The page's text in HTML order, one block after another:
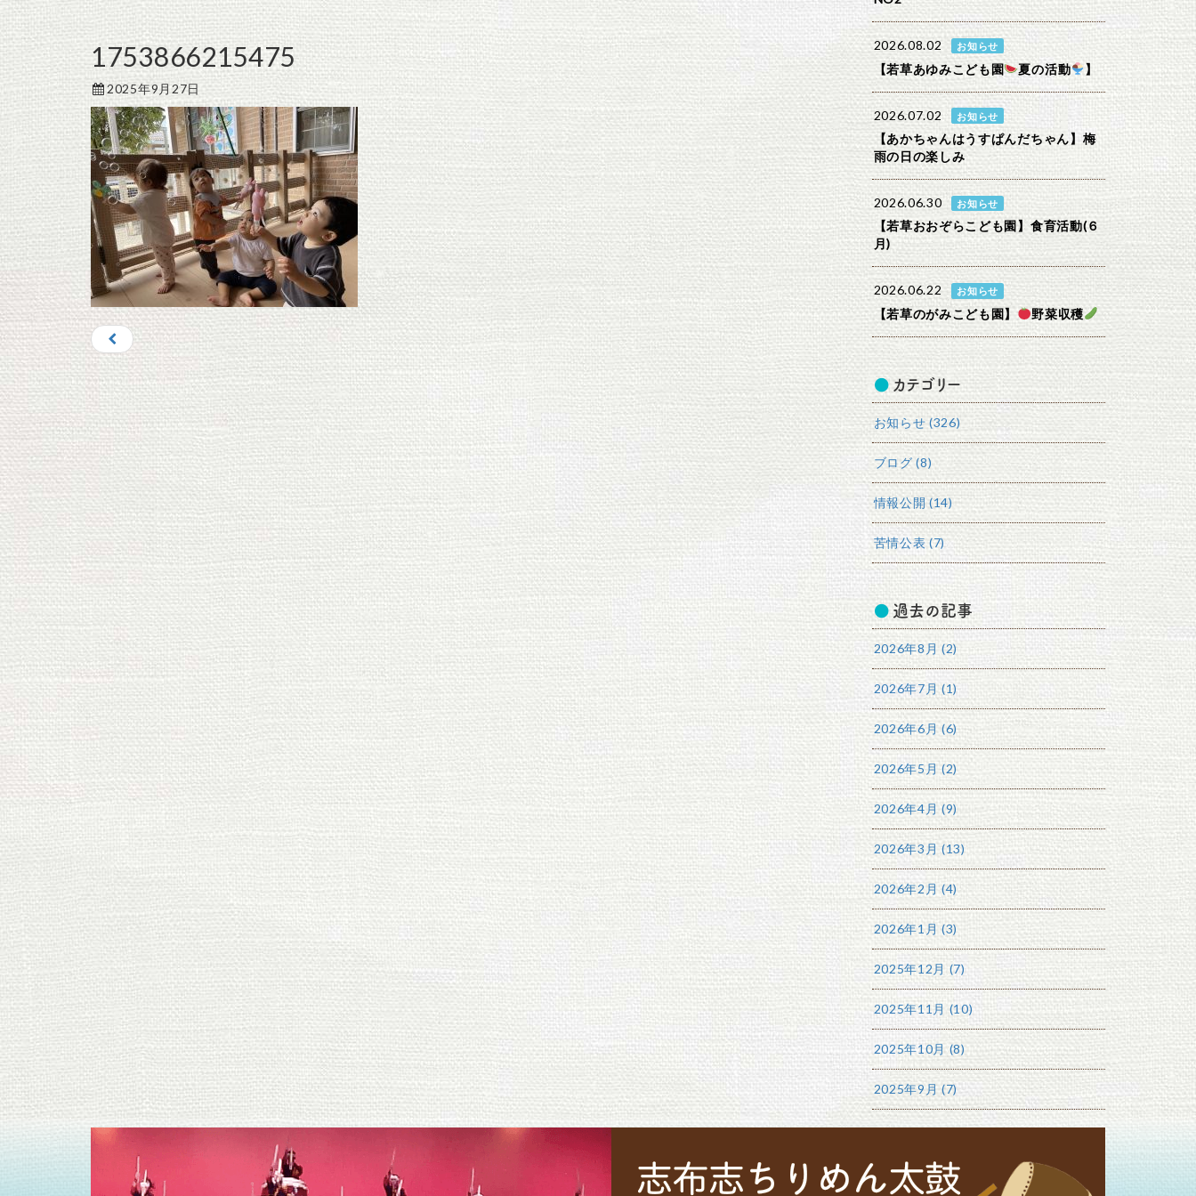
1753866215475
2025年9月27日
2026.08.02 お知らせ
【若草あゆみこども園 夏の活動 】
2026.07.02 お知らせ
【あかちゃんはうすぱんだちゃん】梅
雨の日の楽しみ
2026.06.30 お知らせ
【若草おおぞらこども園】食育活動(６
月)
2026.06.22 お知らせ
【若草のがみこども園】 野菜収穫
カテゴリー
お知らせ (326)
ブログ (8)
情報公開 (14)
苦情公表 (7)
過去の記事
2026年8月 (2)
2026年7月 (1)
2026年6月 (6)
2026年5月 (2)
2026年4月 (9)
2026年3月 (13)
2026年2月 (4)
2026年1月 (3)
2025年12月 (7)
2025年11月 (10)
2025年10月 (8)
2025年9月 (7)